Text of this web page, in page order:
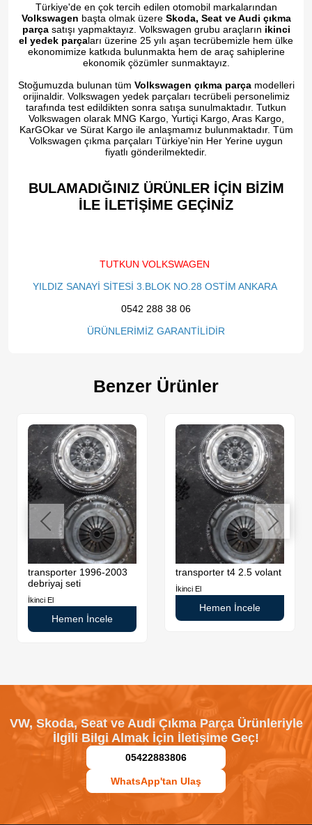
Türkiye'de en çok tercih edilen otomobil markalarından
Volkswagen başta olmak üzere Skoda, Seat ve Audi çıkma
parçasatışı yapmaktayız. Volkswagen grubu araçların ikinci
el yedek parçaları üzerine 25 yılı aşan tecrübemizle hem ülke
ekonomimize katkıda bulunmakta hem de araç sahiplerine
ekonomik çözümler sunmaktayız.
Stoğumuzda bulunan tüm Volkswagen çıkma parçamodelleri
orijinaldir. Volkswagen yedek parçaları tecrübeli personelimiz
tarafında test edildikten sonra satışa sunulmaktadır. Tutkun
Volkswagen olarak MNG Kargo, Yurtiçi Kargo, Aras Kargo,
KarGOkar ve Sürat Kargo ile anlaşmamız bulunmaktadır. Tüm
Volkswagen çıkma parçaları Türkiye'nin Her Yerine uygun
fiyatlı gönderilmektedir.
BULAMADIĞINIZ ÜRÜNLER İÇİN BİZİM
İLE İLETİŞİME GEÇİNİZ​
TUTKUN VOLKSWAGEN
YILDIZ SANAYİ SİTESİ 3.BLOK NO.28 OSTİM ANKARA
0542 288 38 06
ÜRÜNLERİMİZ GARANTİLİDİR
Benzer Ürünler
transporter 1996-2003
debriyaj seti
İkinci El
Hemen İncele
transporter t4 2.5 volant
İkinci El
Hemen İncele
VW, Skoda, Seat ve Audi Çıkma Parça Ürünleriyle
İlgili Bilgi Almak İçin İletişime Geç!
05422883806
WhatsApp'tan Ulaş